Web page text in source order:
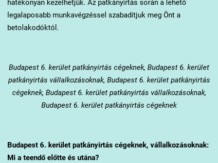
hatékonyan kezelhetjük. Az patkányirtás során a lehető
legalaposabb munkavégzéssel szabadítjuk meg Önt a
betolakodóktól.
Budapest 6. kerület patkányirtás cégeknek, Budapest 6. kerület
patkányirtás vállalkozásoknak, Budapest 6. kerület patkányirtás
cégeknek, Budapest 6. kerület patkányirtás vállalkozásoknak,
Budapest 6. kerület patkányirtás cégeknek
Budapest 6. kerületpatkányirtás cégeknek, vállalkozásoknak:
Mi a teendő előtte és utána?